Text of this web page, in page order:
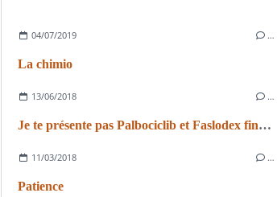
04/07/2019 …
La chimio
13/06/2018 …
Je te présente pas Palbociclib et Faslodex finalement
11/03/2018 …
Patience